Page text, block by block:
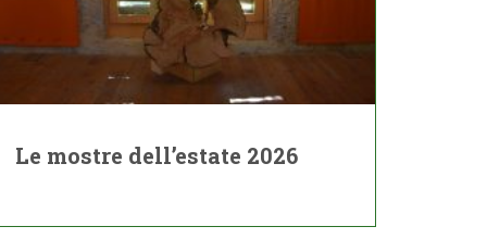
Le mostre dell’estate 2026